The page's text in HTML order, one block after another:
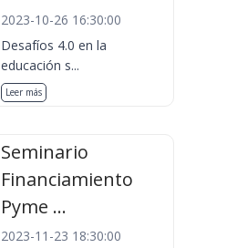
2023-10-26 16:30:00
Desafíos 4.0 en la
educación s...
Leer más
Seminario
Financiamiento
Pyme ...
2023-11-23 18:30:00